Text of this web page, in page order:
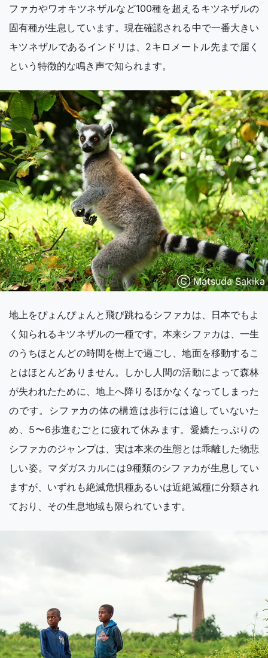
ファカやワオキツネザルなど100種を超えるキツネザルの
固有種が生息しています。現在確認される中で一番大きい
キツネザルであるインドリは、2キロメートル先まで届く
という特徴的な鳴き声で知られます。
Ⓒ Matsuda Sakika
地上をぴょんぴょんと飛び跳ねるシファカは、日本でもよ
く知られるキツネザルの一種です。本来シファカは、一生
のうちほとんどの時間を樹上で過ごし、地面を移動するこ
とはほとんどありません。しかし人間の活動によって森林
が失われたために、地上へ降りるほかなくなってしまった
のです。シファカの体の構造は歩行には適していないた
め、5〜6歩進むごとに疲れて休みます。愛嬌たっぷりの
シファカのジャンプは、実は本来の生態とは乖離した物悲
しい姿。マダガスカルには9種類のシファカが生息してい
ますが、いずれも絶滅危惧種あるいは近絶滅種に分類され
ており、その生息地域も限られています。